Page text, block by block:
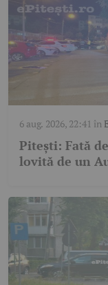
6 aug. 2026, 22:41 în
Pitești: Fată
lovită de un